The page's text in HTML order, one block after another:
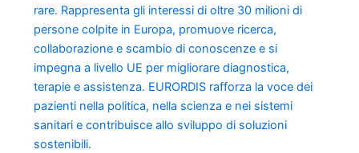
rare. Rappresenta gli interessi di oltre 30 milioni di
persone colpite in Europa, promuove ricerca,
collaborazione e scambio di conoscenze e si
impegna a livello UE per migliorare diagnostica,
terapie e assistenza. EURORDIS rafforza la voce dei
pazienti nella politica, nella scienza e nei sistemi
sanitari e contribuisce allo sviluppo di soluzioni
sostenibili.